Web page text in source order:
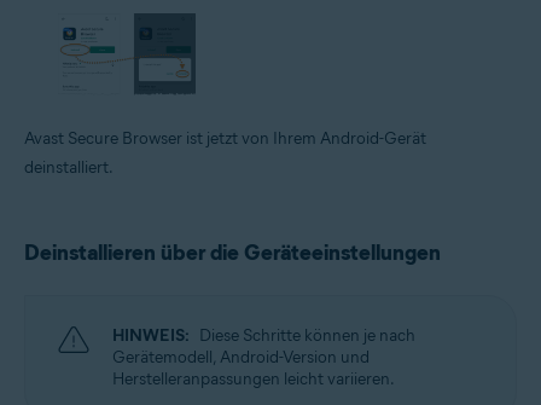
Avast Secure Browser ist jetzt von Ihrem Android-Gerät
deinstalliert.
Deinstallieren über die Geräteeinstellungen
HINWEIS: Diese Schritte können je nach
Gerätemodell, Android-Version und
Herstelleranpassungen leicht variieren.